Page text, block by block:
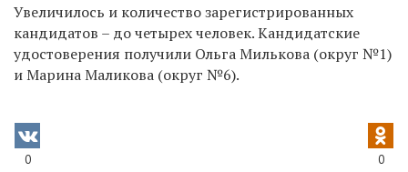
Увеличилось и количество зарегистрированных
кандидатов – до четырех человек. Кандидатские
удостоверения получили Ольга Милькова (округ №1)
и Марина Маликова (округ №6).
0 0